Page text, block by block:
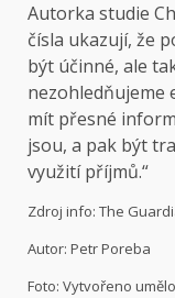
Autorka studie
čísla ukazují, že
být účinné, ale
nezohledňujeme
mít přesné
jsou, a pak být
využití příjmů.“
Zdroj info: The
Autor: Petr Poreba
Foto: Vytvořeno